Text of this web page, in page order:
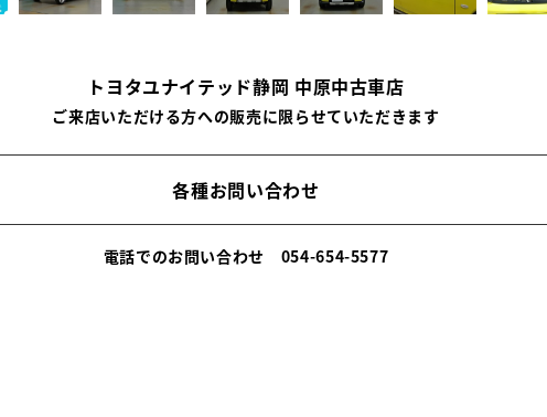
トヨタユナイテッド静岡 中原中古車店
ご来店いただける方への販売に限らせていただきます
各種お問い合わせ
電話でのお問い合わせ 054-654-5577